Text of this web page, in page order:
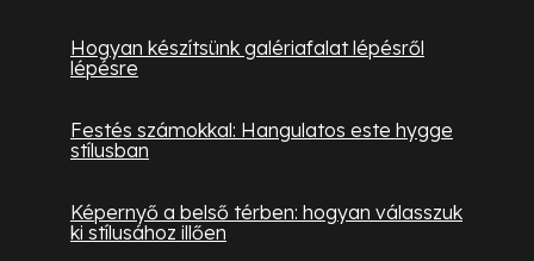
Hogyan készítsünk galériafalat lépésről
lépésre
Festés számokkal: Hangulatos este hygge
stílusban
Képernyő a belső térben: hogyan válasszuk
ki stílusához illően